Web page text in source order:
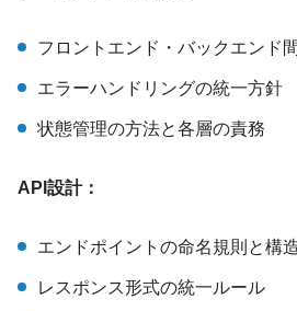
フロントエンド・バックエンド
エラーハンドリングの統一方針
状態管理の方法と各層の責務
API設計：
エンドポイントの命名規則と構
レスポンス形式の統一ルール